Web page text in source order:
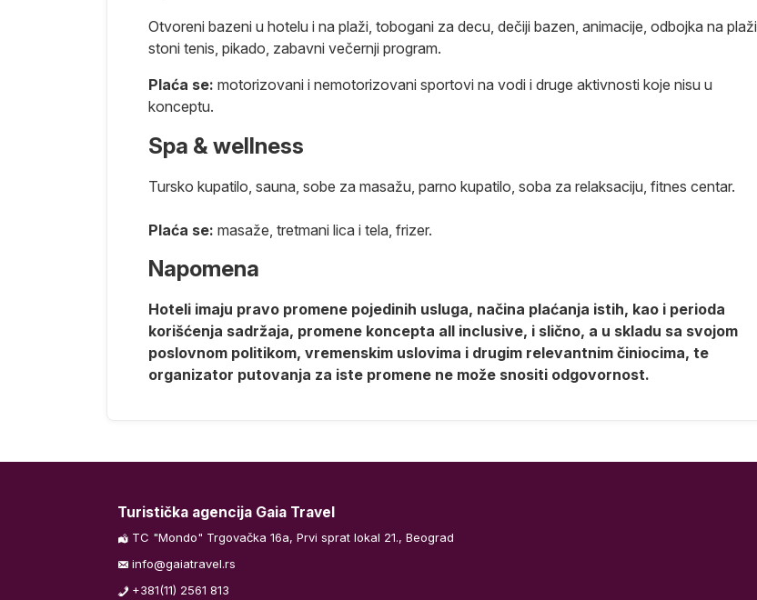
Otvoreni bazeni u hotelu i na plaži, tobogani za decu, dečiji bazen, animacije, odbojka na plaži,
stoni tenis, pikado, zabavni večernji program.
Plaća se: motorizovani i nemotorizovani sportovi na vodi i druge aktivnosti koje nisu u
konceptu.
Spa & wellness
Tursko kupatilo, sauna, sobe za masažu, parno kupatilo, soba za relaksaciju, fitnes centar.
Plaća se: masaže, tretmani lica i tela, frizer.
Napomena
Hoteli imaju pravo promene pojedinih usluga, načina plaćanja istih, kao i perioda
korišćenja sadržaja, promene koncepta all inclusive, i slično, a u skladu sa svojom
poslovnom politikom, vremenskim uslovima i drugim relevantnim činiocima, te
organizator putovanja za iste promene ne može snositi odgovornost.
Turistička agencija Gaia Travel
TC "Mondo" Trgovačka 16a, Prvi sprat lokal 21., Beograd
info@gaiatravel.rs
+381(11) 2561 813